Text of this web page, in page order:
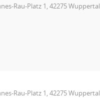
Rau-Platz 1, 42275 Wuppertal
Rau-Platz 1, 42275 Wuppertal